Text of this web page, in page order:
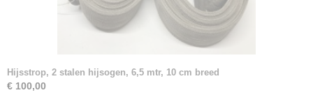
Hijsstrop, 2 stalen hijsogen, 6,5 mtr, 10 cm breed
€ 100,00